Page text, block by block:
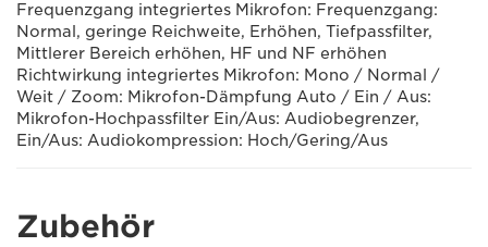
Frequenzgang integriertes Mikrofon: Frequenzgang:
Normal, geringe Reichweite, Erhöhen, Tiefpassfilter,
Mittlerer Bereich erhöhen, HF und NF erhöhen
Richtwirkung integriertes Mikrofon: Mono / Normal /
Weit / Zoom: Mikrofon-Dämpfung Auto / Ein / Aus:
Mikrofon-Hochpassfilter Ein/Aus: Audiobegrenzer,
Ein/Aus: Audiokompression: Hoch/Gering/Aus
Zubehör